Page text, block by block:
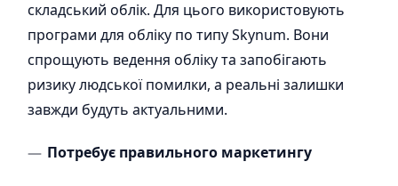
складський облік. Для цього використовують
програми для обліку по типу Skynum. Вони
спрощують ведення обліку та запобігають
ризику людської помилки, а реальні залишки
завжди будуть актуальними.
Потребує правильного маркетингу